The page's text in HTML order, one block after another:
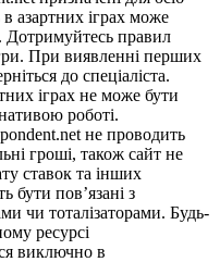
азартних іграх може
Дотримуйтесь правил
При виявленні перших
до спеціаліста.
іграх не може бути
роботі.
не проводить
гроші, також сайт не
ставок та інших
бути пов’язані з
чи тоталізаторами. Будь-
ресурсі
виключно в